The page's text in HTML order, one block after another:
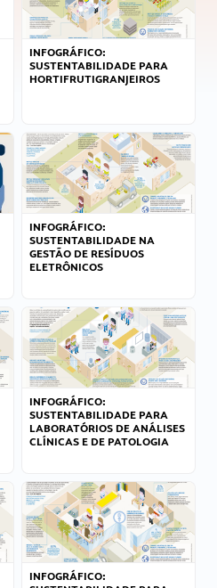
INFOGRÁFICO:
SUSTENTABILIDADE PARA
HORTIFRUTIGRANJEIROS
INFOGRÁFICO:
SUSTENTABILIDADE NA
GESTÃO DE RESÍDUOS
ELETRÔNICOS
INFOGRÁFICO:
SUSTENTABILIDADE PARA
LABORATÓRIOS DE ANÁLISES
CLÍNICAS E DE PATOLOGIA
INFOGRÁFICO: